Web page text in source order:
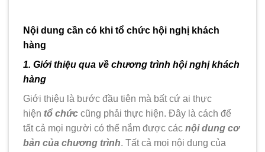
Nội dung cần có khi tổ chức hội nghị khách
hàng
1. Giới thiệu qua về chương trình hội nghị khách
hàng
Giới thiệu là bước đầu tiên mà bất cứ ai thực
hiện tổ chức cũng phải thực hiện. Đây là cách để
tất cả mọi người có thể nắm được các nội dung cơ
bản của chương trình. Tất cả mọi nội dung của